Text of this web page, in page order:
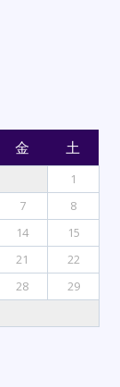
金 土
1
7
8
14
15
21
22
28
29